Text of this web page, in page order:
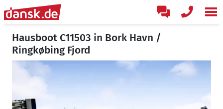
Hausboot C11503 in Bork Havn /
Ringkøbing Fjord